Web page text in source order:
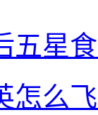
五星
怎么